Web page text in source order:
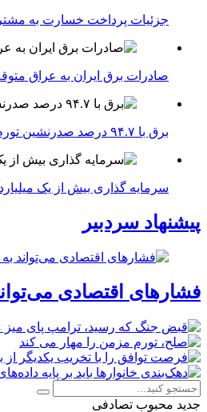
جزئیات پرداخت خسارت به
صادرات برق ایران به عراق
برق با ۹۴.۷ درصد صدرنشین تورم تابستانی!
سرمایه گذاری بیش از یک
پیشنهاد سردبیر
فشارهای اقتصادی
جدید محبوب تصادفی